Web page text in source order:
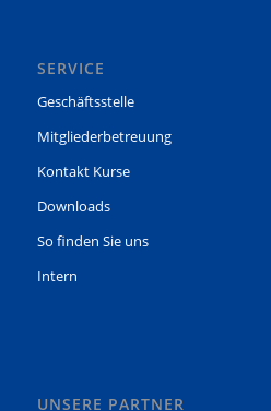
SERVICE
Geschäftsstelle
Mitgliederbetreuung
Kontakt Kurse
Downloads
So finden Sie uns
Intern
UNSERE PARTNER